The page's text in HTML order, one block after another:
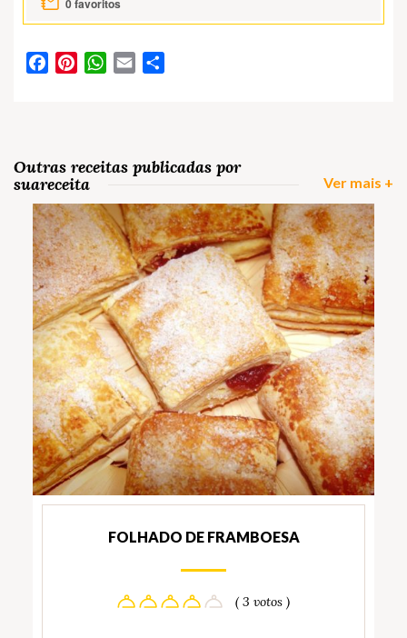
0favoritos
FacebookPinterestWhatsApp
Email
Outras receitas publicadas por
suareceita
Ver mais +
FOLHADO DE FRAMBOESA
( 3 votos )